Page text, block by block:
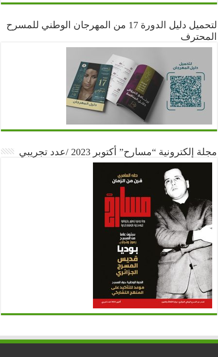
لتحميل دليل الدورة 17 من المهرجان الوطني للمسرح
المحترف
مجلة إلكترونية “مسارح” أكتوبر 2023 /عدد تجريبي